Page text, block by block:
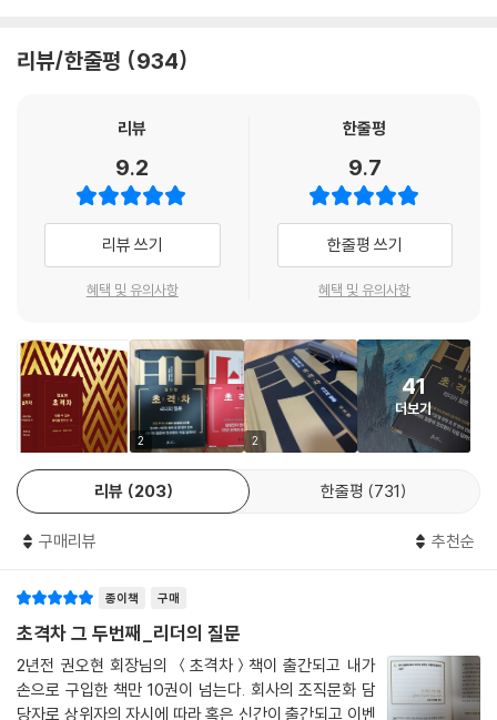
협상 전략 : 협상은 이성과 감성의 변주곡이다
발굴과 양성 : 반드시 피해야 할 사람부터 제거하라
인재 배치 : 인사는 손익이 아니라 생존의 문제다
신입사원과 CEO : 차남을 장남보다 먼저 낳을 수는 없다
지시와 위임 : 직원에게 자기 자식을 낳아 기르게 하라
돌파력 : 모든 실패가 성공의 어머니는 아니다
극복과 성장 : 실패 경험이 있는 사람을 채용하라
[格의 발견] 실패와 극복에 관한 나 자신의 이야기
에필로그 | 새 시대의 새 선수들을 기다리며
감사의 글
리뷰/한줄평 934
리뷰
9.2
리뷰 쓰기
혜택 및 유의사항
한줄평
9.7
한줄평 쓰기
혜택 및 유의사항
2 2
41
더보기
리뷰 203 한줄평 731
구매리뷰 추천순
종이책 구매
초격차 그 두번째_리더의 질문
2년전 권오현 회장님의 ＜초격차＞책이 출간되고 내가
손으로 구입한 책만 10권이 넘는다. 회사의 조직문화 담
당자로 상위자의 자시에 따라 혹은 신간이 출간되고 이벤